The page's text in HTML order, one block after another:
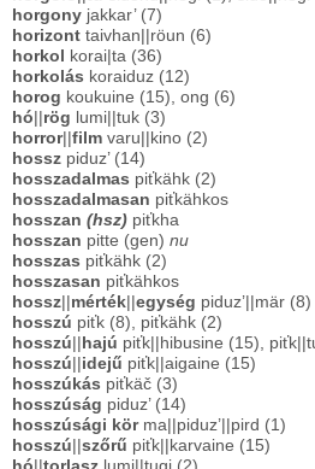
horgony jakkar’ (7)
horizont taivhan||röun (6)
horkol
korai|ta (36)
horkolás koraiduz (12)
horog koukuine (15), ong (6)
hó
rög lumi||tuk (3)
horror|| film varu||kino (2)
hossz piduz’ (14)
hosszadalmas piťkähk (2)
hosszadalmasan piťkähkos
hosszan (hsz) piťkha
hosszan pitte (gen) nu
hosszas piťkähk (2)
hosszasan piťkähkos
hossz mérték egység piduz’||mär (8)
hosszú piťk (8), piťkähk (2)
hosszú
hajú piťk||hibusine (15),
hosszú
idejű piťk||aigaine (15)
hosszúkás piťkäč (3)
hosszúság piduz’ (14)
hosszúsági kör ma||piduz’||pird (1)
hosszú szőrű piťk||karvaine (15)